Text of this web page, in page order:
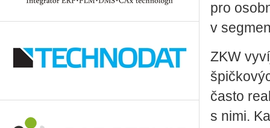
pro
v
ZKW
často
s nimi.